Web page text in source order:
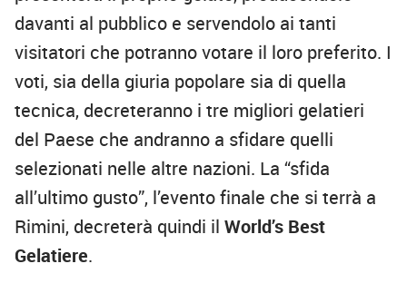
davanti al pubblico e servendolo ai tanti
visitatori che potranno votare il loro preferito. I
voti, sia della giuria popolare sia di quella
tecnica, decreteranno i tre migliori gelatieri
del Paese che andranno a sfidare quelli
selezionati nelle altre nazioni. La “sfida
all’ultimo gusto”, l’evento finale che si terrà a
Rimini, decreterà quindi il World’s Best
Gelatiere.